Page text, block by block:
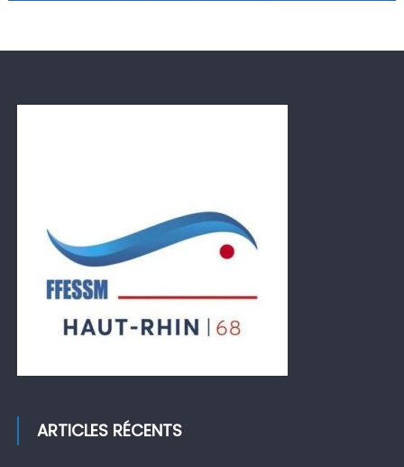
ARTICLES RÉCENTS